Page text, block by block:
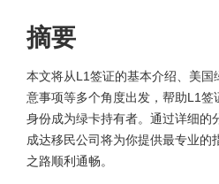
摘要
本文将从L1签证的基本介绍、美国
意事项等多个角度出发，帮助L1签
身份成为绿卡持有者。通过详细的
成达移民公司将为你提供最专业的
之路顺利通畅。